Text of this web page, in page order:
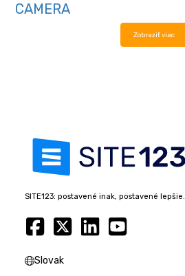
CAMERA
Zobraziť viac
SITE123: postavené inak, postavené lepšie.
Slovak